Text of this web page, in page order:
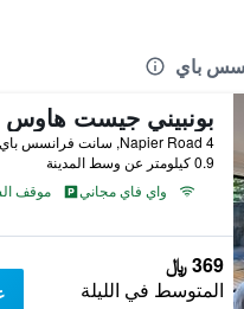
باي
بونبيني جيست هاوس
0.9 كيلومتر عن وسط المدينة
واي فاي مجاني
موقف
369 ﷼
المتوسط في الليلة